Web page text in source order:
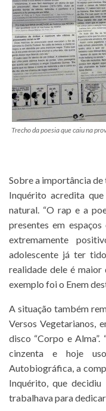
Trecho da poesia que caiu na
Sobre a importância de
Inquérito acredita
natural. “O rap e a
presentes em
extremamente
adolescente já ter
realidade dele é
exemplo foi o Enem
A situação também
Versos Vegetarianos,
disco “Corpo e
cinzenta e hoje
Autobiográfica, a
Inquérito, que decidiu
trabalhava para